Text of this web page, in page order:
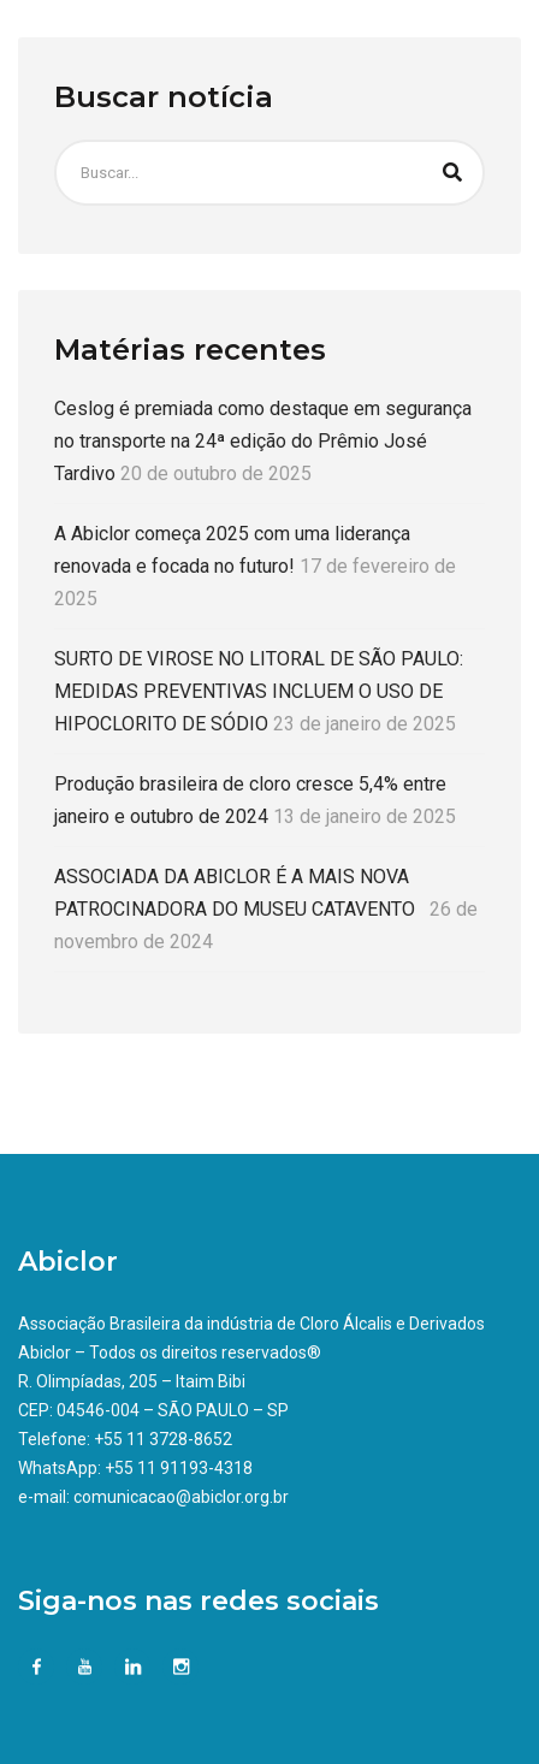
Buscar notícia
Matérias recentes
Ceslog é premiada como destaque em segurança
no transporte na 24ª edição do Prêmio José
Tardivo 20 de outubro de 2025
A Abiclor começa 2025 com uma liderança
renovada e focada no futuro! 17 de fevereiro de
2025
SURTO DE VIROSE NO LITORAL DE SÃO PAULO:
MEDIDAS PREVENTIVAS INCLUEM O USO DE
HIPOCLORITO DE SÓDIO 23 de janeiro de 2025
Produção brasileira de cloro cresce 5,4% entre
janeiro e outubro de 2024 13 de janeiro de 2025
ASSOCIADA DA ABICLOR É A MAIS NOVA
PATROCINADORA DO MUSEU CATAVENTO
26 de
novembro de 2024
Abiclor
Associação Brasileira da indústria de Cloro Álcalis e Derivados
Abiclor – Todos os direitos reservados®
R. Olimpíadas, 205 – Itaim Bibi
CEP: 04546-004 – SÃO PAULO – SP
Telefone: +55 11 3728-8652
WhatsApp: +55 11 91193-4318
e-mail: comunicacao@abiclor.org.br
Siga-nos nas redes sociais